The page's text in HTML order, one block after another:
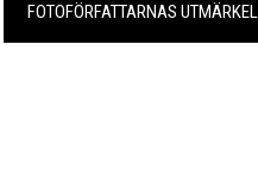
FOTOFÖRFATTARNAS